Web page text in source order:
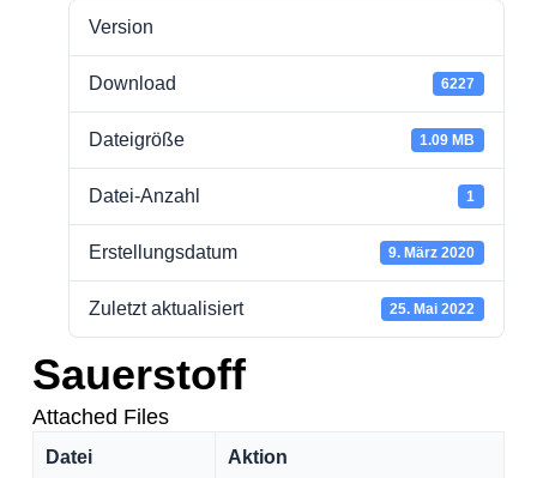
Version
Download 6227
Dateigröße 1.09 MB
Datei-Anzahl 1
Erstellungsdatum 9. März 2020
Zuletzt aktualisiert 25. Mai 2022
Sauerstoff
Attached Files
Datei Aktion